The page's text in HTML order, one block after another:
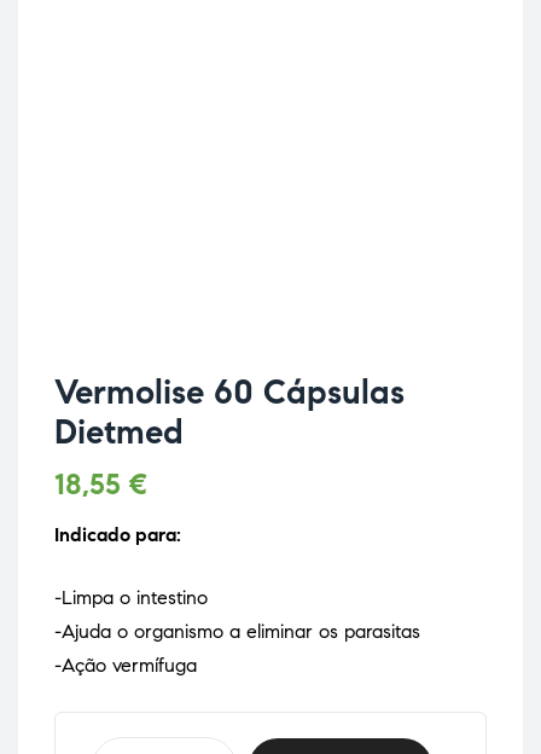
Vermolise 60 Cápsulas
Dietmed
18,55 €
Indicado para:
-Limpa o intestino
-Ajuda o organismo a eliminar os parasitas
-Ação vermífuga